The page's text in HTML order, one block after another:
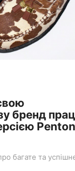
бренд
багате та